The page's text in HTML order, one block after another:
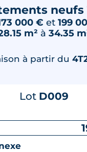
neufs
000 € et 199
m² à 34.35
à partir du
Lot D009